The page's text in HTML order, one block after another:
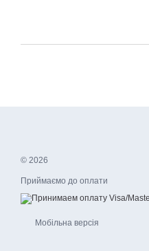
© 2026
Приймаємо до оплати
Мобільна версія